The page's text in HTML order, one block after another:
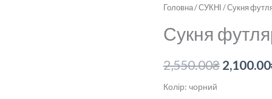
Головна/СУКНІ/ Сукня
Сукня
2,550.00₴
ціна:
2,100.00
Колір: чорний
Сукня
з
кількість